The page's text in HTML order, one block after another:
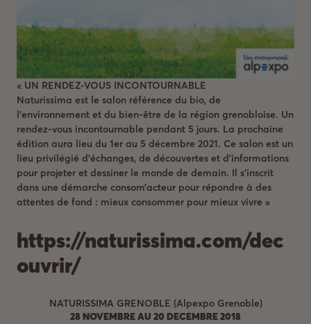
« UN RENDEZ-VOUS INCONTOURNABLE
Naturissima est le salon référence du bio, de
l’environnement et du bien-être de la région grenobloise. Un
rendez-vous incontournable pendant 5 jours. La prochaine
édition aura lieu du 1er au 5 décembre 2021. Ce salon est un
lieu privilégié d’échanges, de découvertes et d’informations
pour projeter et dessiner le monde de demain. Il s’inscrit
dans une démarche consom’acteur pour répondre à des
attentes de fond : mieux consommer pour mieux vivre »
https://naturissima.com/dec
ouvrir/
NATURISSIMA GRENOBLE (Alpexpo Grenoble)
28 NOVEMBRE AU 20 DECEMBRE 2018